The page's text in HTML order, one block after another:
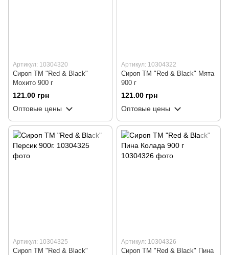
Артикул: 10304320
Сироп ТМ "Red & Black"
Мохито 900 г
121.00 грн
Оптовые цены
Артикул: 10304322
Сироп ТМ "Red & Black" Мята
900 г
121.00 грн
Оптовые цены
Артикул: 10304325
Сироп ТМ "Red & Black"
Артикул: 10304326
Сироп ТМ "Red & Black" Пина